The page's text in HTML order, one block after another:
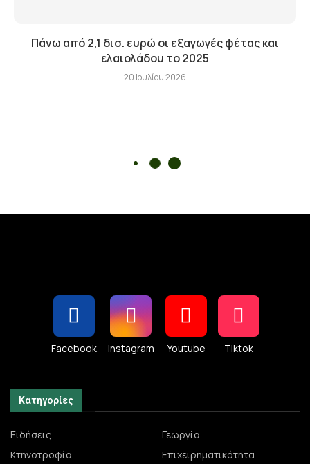
Πάνω από 2,1 δισ. ευρώ οι εξαγωγές φέτας και
ελαιολάδου το 2025
20 Ιουλίου 2026
Facebook Instagram Youtube Tiktok
Κατηγορίες
Ειδήσεις
Γεωργία
Κτηνοτροφία
Επιχειρηματικότητα